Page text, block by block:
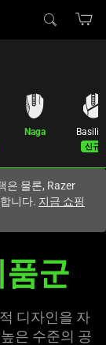
.
Naga
신규
은 물론, Razer
니다. 지금 쇼핑
품군
디자인을 자
은 수준의 공